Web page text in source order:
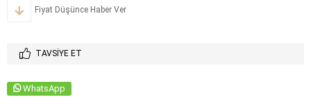
Fiyat Düşünce Haber Ver
TAVSIYE ET
WhatsApp